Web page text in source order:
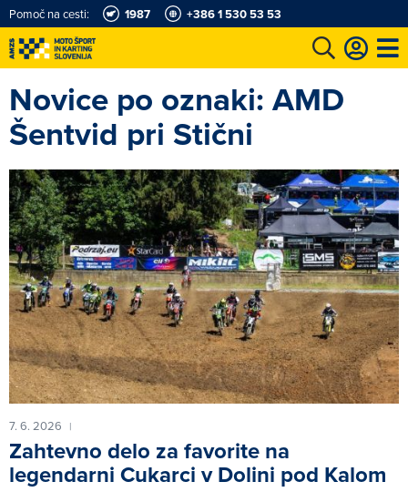
Pomoč na cesti: 1987 +386 1 530 53 53
Karting in motošportni center Najboljši za volanom Moj AMZS
Novice po oznaki: AMD
Šentvid pri Stični
7. 6. 2026 |
Zahtevno delo za favorite na
legendarni Cukarci v Dolini pod Kalom